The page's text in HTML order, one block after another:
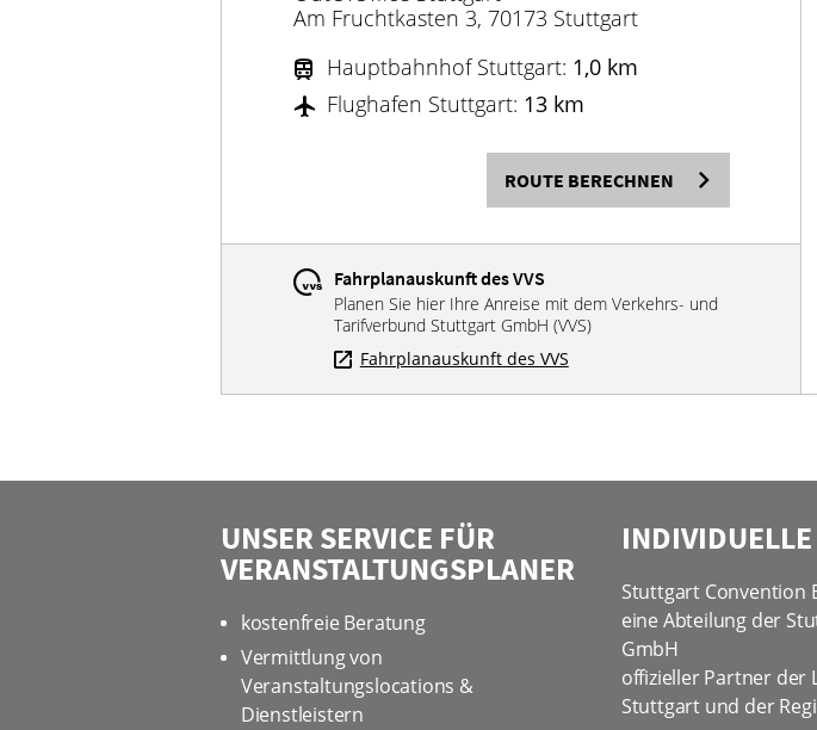
Am Fruchtkasten 3, 70173 Stuttgart
Hauptbahnhof Stuttgart: 1,0 km
Flughafen Stuttgart: 13 km
ROUTE BERECHNEN
Fahrplanauskunft des VVS
Planen Sie hier Ihre Anreise mit dem Verkehrs- und
Tarifverbund Stuttgart GmbH (VVS)
Fahrplanauskunft des VVS
UNSER SERVICE FÜR
VERANSTALTUNGSPLANER
kostenfreie Beratung
Vermittlung von
Veranstaltungslocations &
Dienstleistern
Stuttgart Convention
eine Abteilung der
GmbH
offizieller Partner der
Stuttgart und der